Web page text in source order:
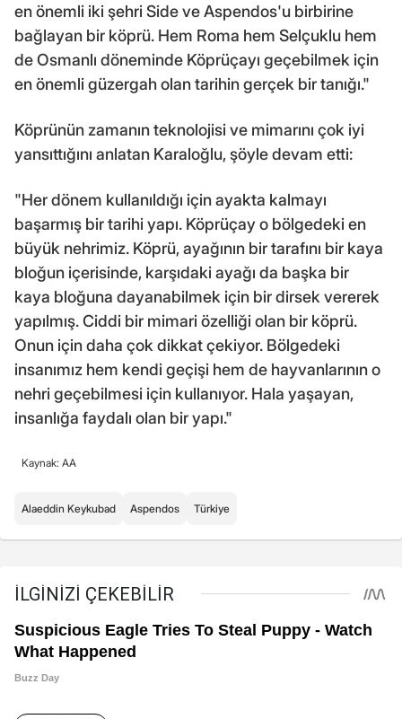
en önemli iki şehri Side ve Aspendos'u birbirine
bağlayan bir köprü. Hem Roma hem Selçuklu hem
de Osmanlı döneminde Köprüçayı geçebilmek için
en önemli güzergah olan tarihin gerçek bir tanığı."
Köprünün zamanın teknolojisi ve mimarını çok iyi
yansıttığını anlatan Karaloğlu, şöyle devam etti:
"Her dönem kullanıldığı için ayakta kalmayı
başarmış bir tarihi yapı. Köprüçay o bölgedeki en
büyük nehrimiz. Köprü, ayağının bir tarafını bir kaya
bloğun içerisinde, karşıdaki ayağı da başka bir
kaya bloğuna dayanabilmek için bir dirsek vererek
yapılmış. Ciddi bir mimari özelliği olan bir köprü.
Onun için daha çok dikkat çekiyor. Bölgedeki
insanımız hem kendi geçişi hem de hayvanlarının o
nehri geçebilmesi için kullanıyor. Hala yaşayan,
insanlığa faydalı olan bir yapı."
Kaynak: AA
Alaeddin Keykubad Aspendos Türkiye